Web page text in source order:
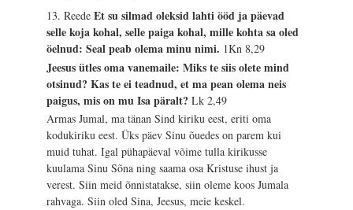
13. ReedeEt su silmad oleksid lahti ööd ja päevad
selle koja kohal, selle paiga kohal, mille kohta sa oled
öelnud: Seal peab olema minu nimi. 1Kn 8,29
Jeesus ütles oma vanemaile: Miks te siis olete mind
otsinud? Kas te ei teadnud, et ma pean olema neis
paigus, mis on mu Isa päralt?Lk 2,49
Armas Jumal, ma tänan Sind kiriku eest, eriti oma
kodukiriku eest. Üks päev Sinu õuedes on parem kui
muid tuhat. Igal pühapäeval võime tulla kirikusse
kuulama Sinu Sõna ning saama osa Kristuse ihust ja
verest. Siin meid õnnistatakse, siin oleme koos Jumala
rahvaga. Siin oled Sina, Jeesus, meie keskel.